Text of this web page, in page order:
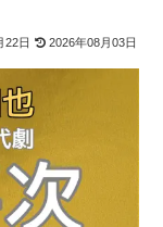
22日 2026年08月03日